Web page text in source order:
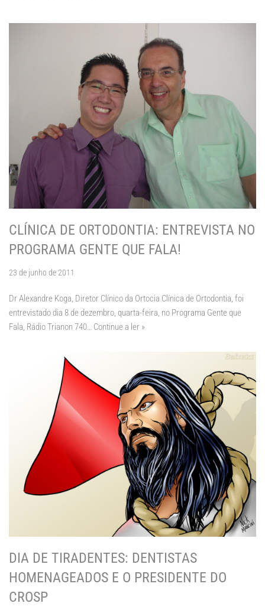
CLÍNICA DE ORTODONTIA: ENTREVISTA NO
PROGRAMA GENTE QUE FALA!
23 de junho de 2011
Dr Alexandre Koga, Diretor Clínico da Ortocia Clínica de Ortodontia, foi
entrevistado dia 8 de dezembro, quarta-feira, no Programa Gente que
Fala, Rádio Trianon 740… Continue a ler »
DIA DE TIRADENTES: DENTISTAS
HOMENAGEADOS E O PRESIDENTE DO
CROSP